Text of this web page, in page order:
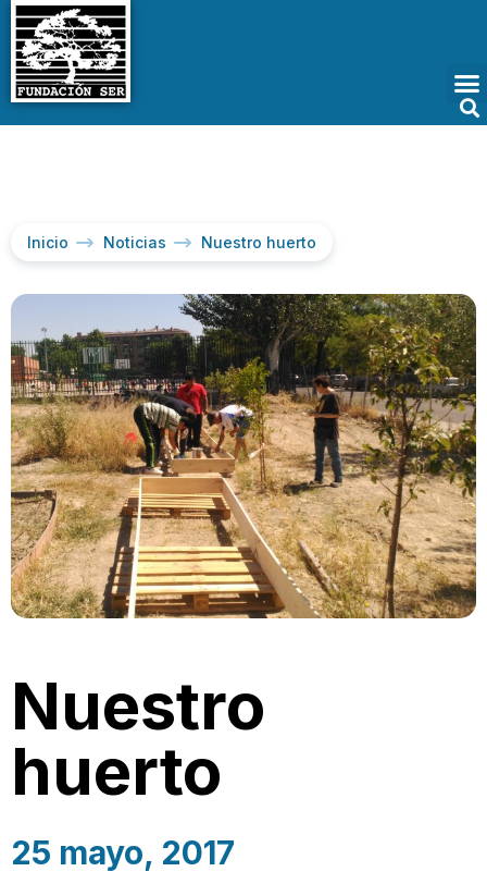
Inicio Noticias Nuestro huerto
Nuestro
huerto
25 mayo, 2017